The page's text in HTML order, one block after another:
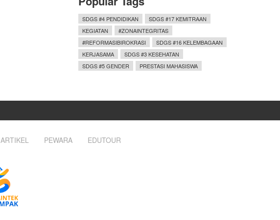
SDGS #4 PENDIDIKAN
SDGS #17 KEMITRAAN
KEGIATAN
#ZONAINTEGRITAS
#REFORMASIBIROKRASI
SDGS #16 KELEMBAGAAN
KERJASAMA
SDGS #3 KESEHATAN
SDGS #5 GENDER
PRESTASI MAHASISWA
ARTIKEL PEWARA EDUTOUR